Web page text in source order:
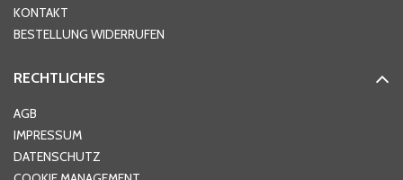
Ort*
Telefon
KONTAKT
BESTELLUNG WIDERRUFEN
RECHTLICHES
AGB
IMPRESSUM
DATENSCHUTZ